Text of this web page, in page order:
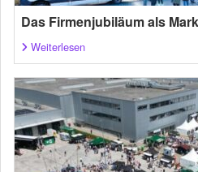
Das Firmenjubiläum als
Weiterlesen